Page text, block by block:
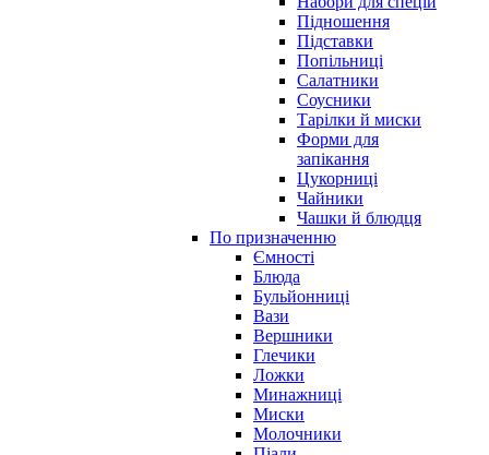
Підношення
Підставки
Попільниці
Салатники
Соусники
Тарілки й миски
Форми для
запікання
Цукорниці
Чайники
Чашки й блюдця
По призначенню
Ємності
Блюда
Бульйонниці
Вази
Вершники
Глечики
Ложки
Минажниці
Миски
Молочники